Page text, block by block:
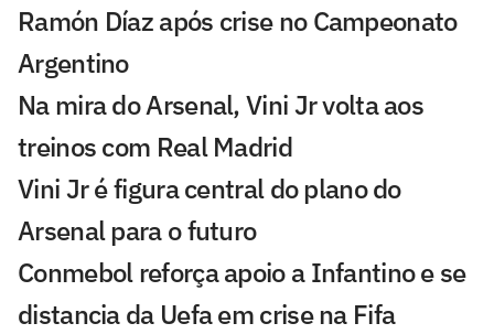
Ramón Díaz após crise no Campeonato
Argentino
Na mira do Arsenal, Vini Jr volta aos
treinos com Real Madrid
Vini Jr é figura central do plano do
Arsenal para o futuro
Conmebol reforça apoio a Infantino e se
distancia da Uefa em crise na Fifa